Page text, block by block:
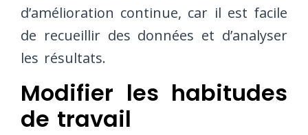
d’amélioration continue, car il est facile
de recueillir des données et d’analyser
les résultats.
Modifier les habitudes
de travail